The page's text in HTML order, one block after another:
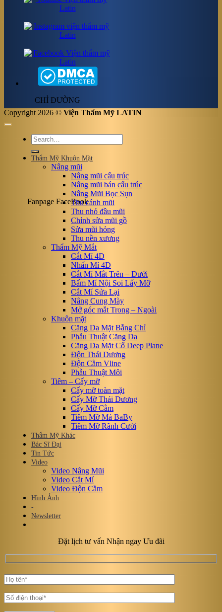
CHỈ ĐƯỜNG
Fanpage FaceBook
Copyright 2026 © Viện Thẩm Mỹ LATIN
Thẩm Mỹ Khuôn Mặt
Nâng mũi
Nâng mũi cấu trúc
Nâng mũi bán cấu trúc
Nâng Mũi Bọc Sụn
Thu cánh mũi
Thu nhỏ đầu mũi
Chỉnh sửa mũi gồ
Sửa mũi hỏng
Thu nền xương
Thẩm Mỹ Mắt
Cắt Mí 4D
Nhấn Mí 4D
Cắt Mí Mắt Trên – Dưới
Bấm Mí Nội Soi Lấy Mỡ
Cắt Mí Sửa Lại
Nâng Cung Mày
Mở góc mắt Trong – Ngoài
Khuôn mặt
Căng Da Mặt Bằng Chỉ
Phẫu Thuật Căng Da
Căng Da Mặt Cổ Deep Plane
Độn Thái Dương
Độn Cằm Vline
Phẫu Thuật Môi
Tiêm – Cấy mỡ
Cấy mỡ toàn mặt
Cấy Mỡ Thái Dương
Cấy Mỡ Cằm
Tiêm Mỡ Má BaBy
Tiêm Mỡ Rãnh Cười
Thẩm Mỹ Khác
Bác Sĩ Đại
Tin Tức
Video
Video Nâng Mũi
Video Cắt Mí
Video Độn Cằm
Hình Ảnh
-
Newsletter
Đặt lịch tư vấn Nhận ngay Ưu đãi